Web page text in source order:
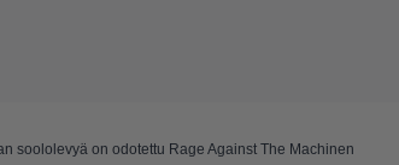
soololevyä on odotettu Rage Against The Machinen